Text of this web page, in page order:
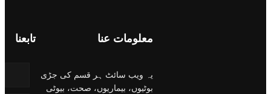
معلومات عنا
یہ ویب سائٹ ہر قسم کی جڑی
بوٹیوں، بیماریوں، صحت، بیوٹی
تابعنا